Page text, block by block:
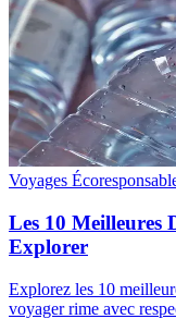
Voyages
Les 10 Meilleures
Explorer
Explorez les 10
voyager rime avec